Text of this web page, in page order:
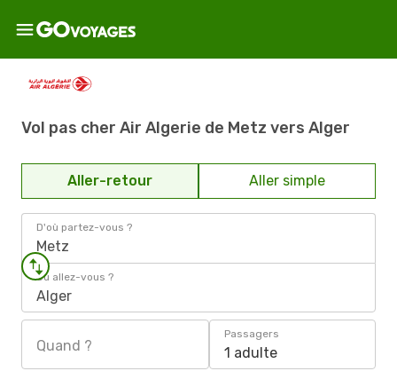
Vol pas cher Air Algerie de Metz vers Alger
Aller-retour Aller simple
D'où partez-vous ?
Metz
Où allez-vous ?
Alger
Quand ?
Passagers
1 adulte